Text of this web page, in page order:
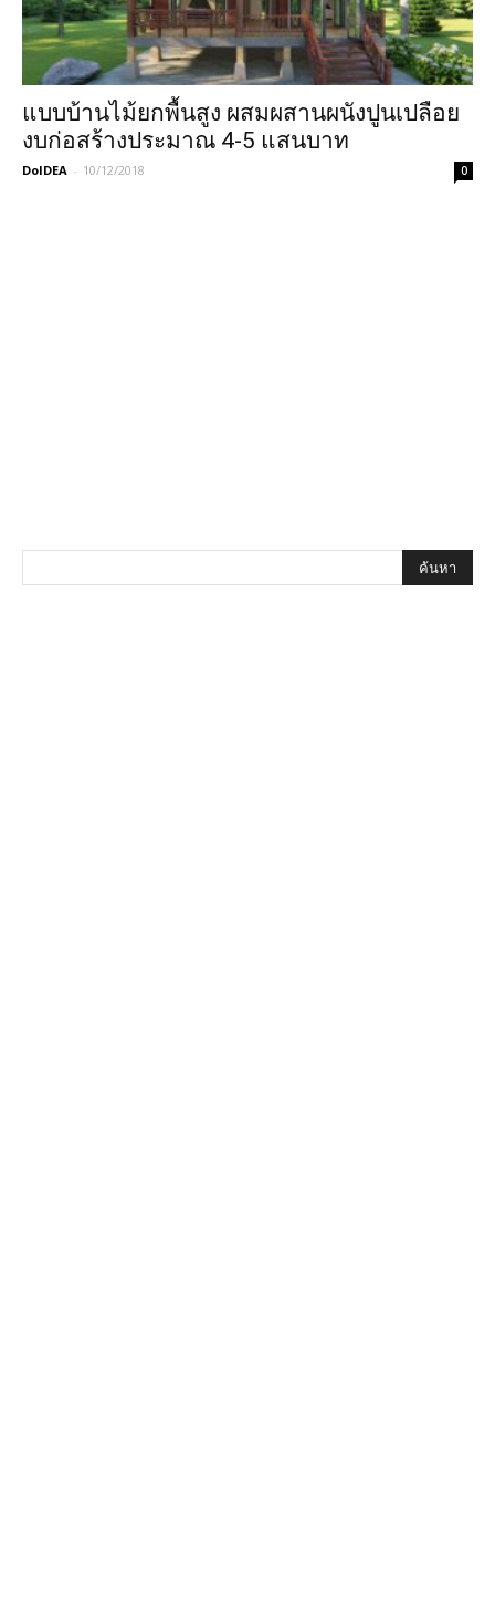
แบบบ้านไม้ยกพื้นสูง ผสมผสานผนังปูนเปลือย
งบก่อสร้างประมาณ 4-5 แสนบาท
DoIDEA - 10/12/2018 0